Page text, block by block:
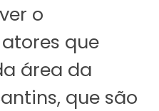
o
que
área da
que são